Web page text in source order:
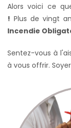
Alors voici ce
! Plus de vingt
Incendie
Sentez-vous à
à vous offrir.